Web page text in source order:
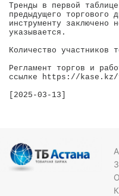
Тренды в первой
предыдущего торгового
инструменту
указывается.
Количество участников
Регламент торгов и
ссылке https://kase.kz/
[2025-03-13]